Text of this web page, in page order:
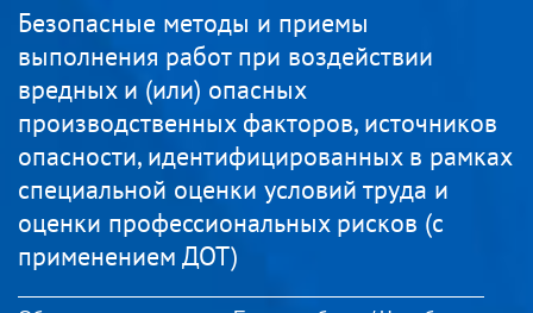
Безопасные методы и приемы
выполнения работ при воздействии
вредных и (или) опасных
производственных факторов, источников
опасности, идентифицированных в рамках
специальной оценки условий труда и
оценки профессиональных рисков (с
применением ДОТ)